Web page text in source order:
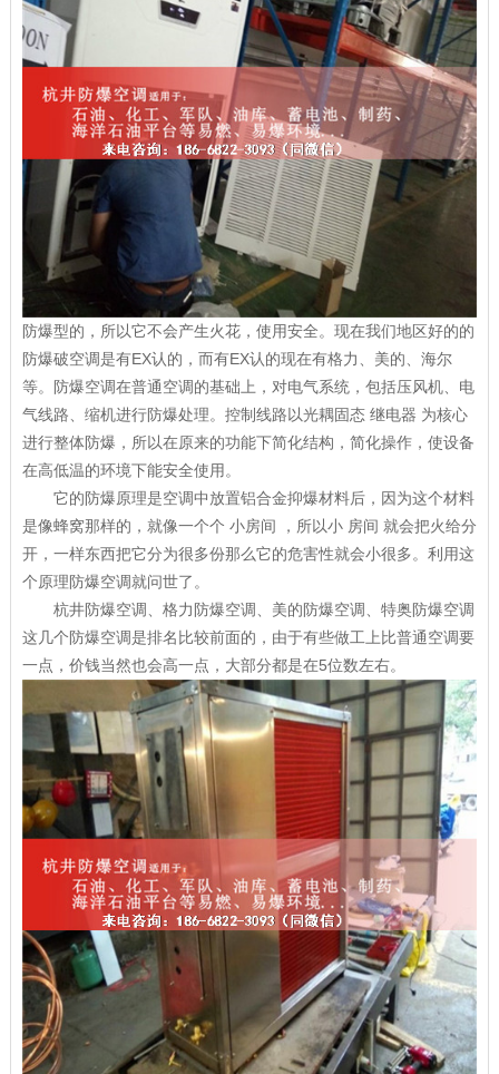
防爆型的，所以它不会产生火花，使用安全。现在我们地区好的的
防爆破空调是有EX认的，而有EX认的现在有格力、美的、海尔
等。防爆空调在普通空调的基础上，对电气系统，包括压风机、电
气线路、缩机进行防爆处理。控制线路以光耦固态 继电器 为核心
进行整体防爆，所以在原来的功能下简化结构，简化操作，使设备
在高低温的环境下能安全使用。
它的防爆原理是空调中放置铝合金抑爆材料后，因为这个材料
是像蜂窝那样的，就像一个个 小房间 ，所以小 房间 就会把火给分
开，一样东西把它分为很多份那么它的危害性就会小很多。利用这
个原理防爆空调就问世了。
杭井防爆空调、格力防爆空调、美的防爆空调、特奥防爆空调
这几个防爆空调是排名比较前面的，由于有些做工上比普通空调要
一点，价钱当然也会高一点，大部分都是在5位数左右。